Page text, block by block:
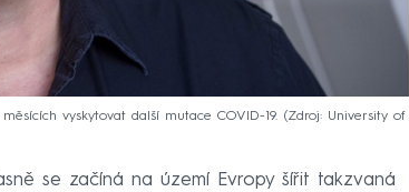
vyskytovat další mutace COVID-19.
Zdroj: University of
se začíná na území Evropy šířit takzvaná